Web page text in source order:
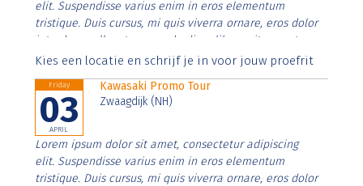
elit. Suspendisse varius enim in eros elementum
tristique. Duis cursus, mi quis viverra ornare, eros dolor
interdum nulla, ut commodo diam libero vitae erat.
Aenean faucibus nibh et justo cursus id rutrum lorem
Kies een locatie en schrijf je in voor jouw proefrit
Friday
03
APRIL
Kawasaki Promo Tour
Zwaagdijk (NH)
Lorem ipsum dolor sit amet, consectetur adipiscing
elit. Suspendisse varius enim in eros elementum
tristique. Duis cursus, mi quis viverra ornare, eros dolor